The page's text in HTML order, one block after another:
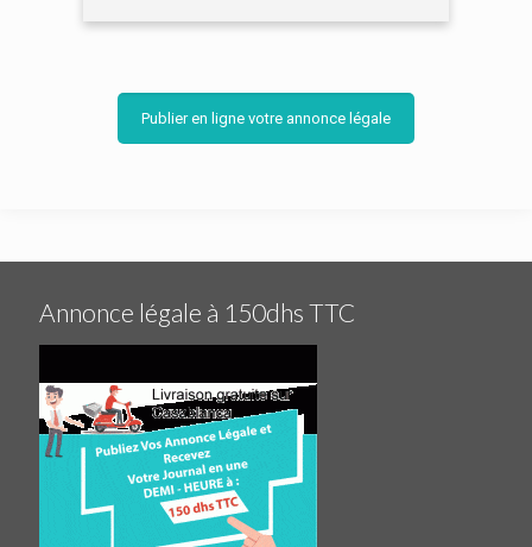
Publier en ligne votre annonce légale
Annonce légale à 150dhs TTC